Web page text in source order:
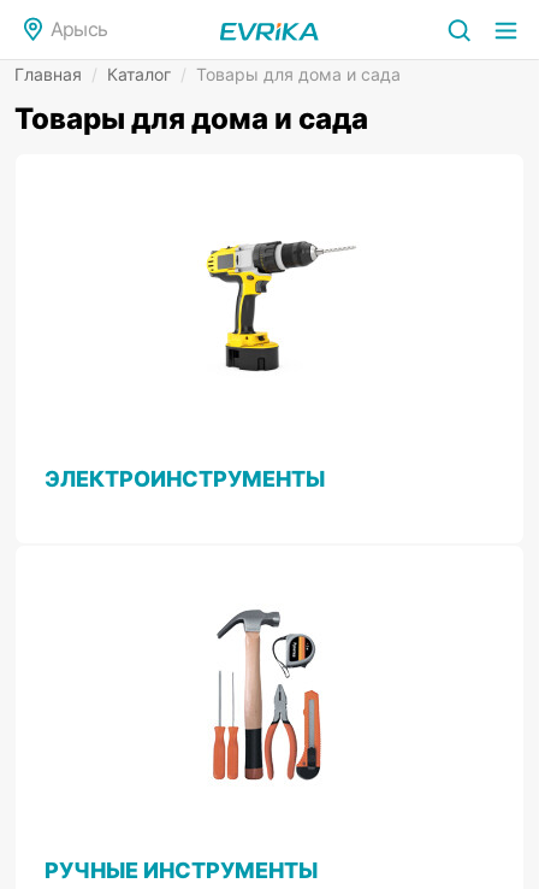
Арысь
Главная / Каталог / Товары для дома и сада
Товары для дома и сада
ЭЛЕКТРОИНСТРУМЕНТЫ
РУЧНЫЕ ИНСТРУМЕНТЫ